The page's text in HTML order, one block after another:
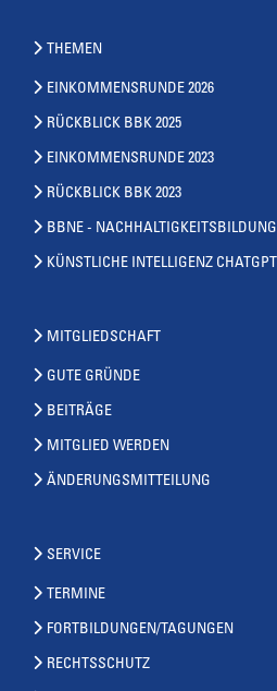
THEMEN
EINKOMMENSRUNDE 2026
RÜCKBLICK BBK 2025
EINKOMMENSRUNDE 2023
RÜCKBLICK BBK 2023
BBNE - NACHHALTIGKEITSBILDUNG
KÜNSTLICHE INTELLIGENZ CHATGPT
MITGLIEDSCHAFT
GUTE GRÜNDE
BEITRÄGE
MITGLIED WERDEN
ÄNDERUNGSMITTEILUNG
SERVICE
TERMINE
FORTBILDUNGEN/TAGUNGEN
RECHTSSCHUTZ